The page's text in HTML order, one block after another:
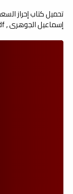
تحميل كتاب إحراز
إسماعيل الجوهري , pdf